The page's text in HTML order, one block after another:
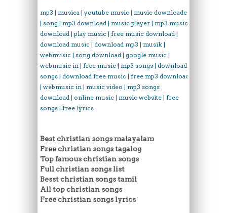
mp3 | musica | youtube music | music downloader
| song | mp3 download | music player | mp3 music
download | play music | free music download |
download music | download mp3 | musik |
webmusic | song download | google music |
webmusic in | free music | mp3 songs | download
songs | download free music | free mp3 download
| webmusic in | music video | mp3 songs
download | online music | music website | free
songs | free lyrics
Best christian songs malayalam
Free christian songs tagalog
Top famous christian songs
Full christian songs list
Besst christian songs tamil
All top christian songs
Free christian songs lyrics